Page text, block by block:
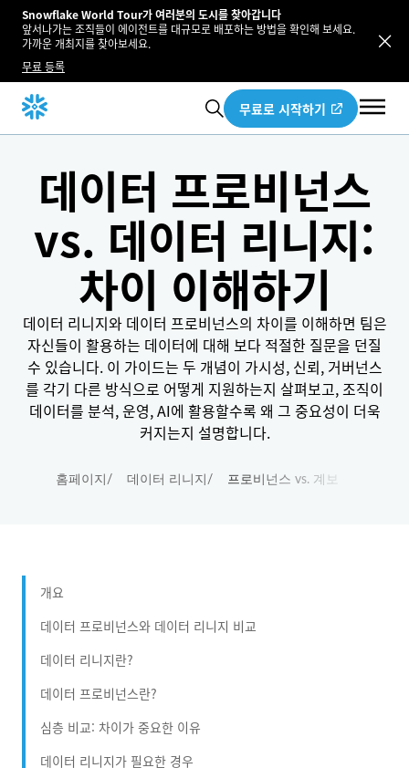
Snowflake World Tour가 여러분의 도시를 찾아갑니다
앞서나가는 조직들이 에이전트를 대규모로 배포하는 방법을 확인해 보세요.
가까운 개최지를 찾아보세요.
무료 등록
무료로 시작하기
데이터 프로비넌스
vs. 데이터 리니지:
차이 이해하기
데이터 리니지와 데이터 프로비넌스의 차이를 이해하면 팀은
자신들이 활용하는 데이터에 대해 보다 적절한 질문을 던질
수 있습니다. 이 가이드는 두 개념이 가시성, 신뢰, 거버넌스
를 각기 다른 방식으로 어떻게 지원하는지 살펴보고, 조직이
데이터를 분석, 운영, AI에 활용할수록 왜 그 중요성이 더욱
커지는지 설명합니다.
홈페이지/ 데이터 리니지/ 프로비넌스 vs. 계보
개요
데이터 프로비넌스와 데이터 리니지 비교
데이터 리니지란?
데이터 프로비넌스란?
심층 비교: 차이가 중요한 이유
데이터 리니지가 필요한 경우